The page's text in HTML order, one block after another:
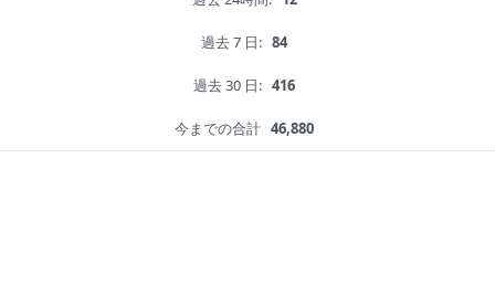
過去 7 日: 84
過去 30 日: 416
今までの合計 46,880